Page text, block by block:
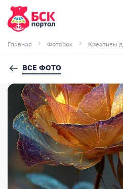
Главная Фотоbox Креативы
ВСЕ ФОТО